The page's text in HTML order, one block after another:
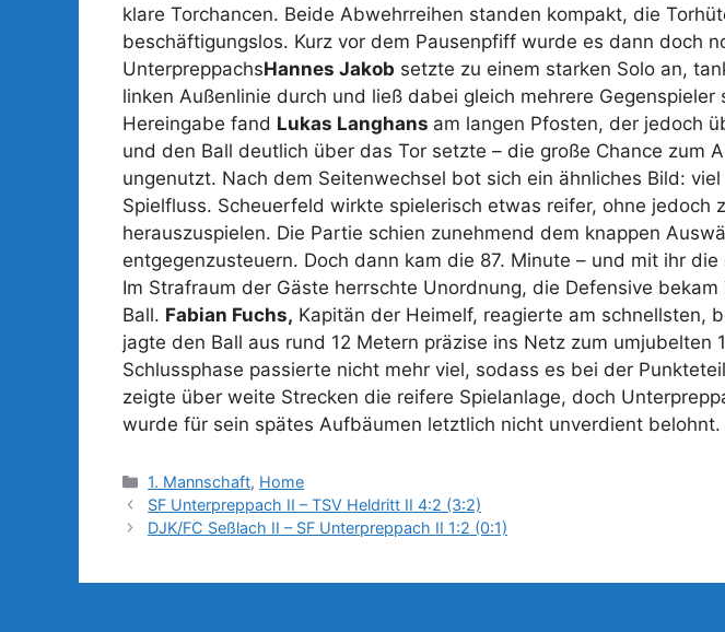
klare Torchancen. Beide Abwehrreihen standen kompakt, die
beschäftigungslos. Kurz vor dem Pausenpfiff wurde es dann doch
UnterpreppachsHannes Jakob setzte zu einem starken Solo an,
linken Außenlinie durch und ließ dabei gleich mehrere Gegenspieler
Hereingabe fand Lukas Langhans am langen Pfosten, der jedoch
und den Ball deutlich über das Tor setzte – die große Chance zum
ungenutzt. Nach dem Seitenwechsel bot sich ein ähnliches Bild:
Spielfluss. Scheuerfeld wirkte spielerisch etwas reifer, ohne jedoch
herauszuspielen. Die Partie schien zunehmend dem knappen
entgegenzusteuern. Doch dann kam die 87. Minute – und mit ihr
Im Strafraum der Gäste herrschte Unordnung, die Defensive
Ball. Fabian Fuchs, Kapitän der Heimelf, reagierte am schnellsten,
jagte den Ball aus rund 12 Metern präzise ins Netz zum umjubelten
Schlussphase passierte nicht mehr viel, sodass es bei der
zeigte über weite Strecken die reifere Spielanlage, doch
wurde für sein spätes Aufbäumen letztlich nicht unverdient belohnt.
Kategorien
1. Mannschaft, Home
SF Unterpreppach II – TSV Heldritt II 4:2 (3:2)
DJK/FC Seßlach II – SF Unterpreppach II 1:2 (0:1)